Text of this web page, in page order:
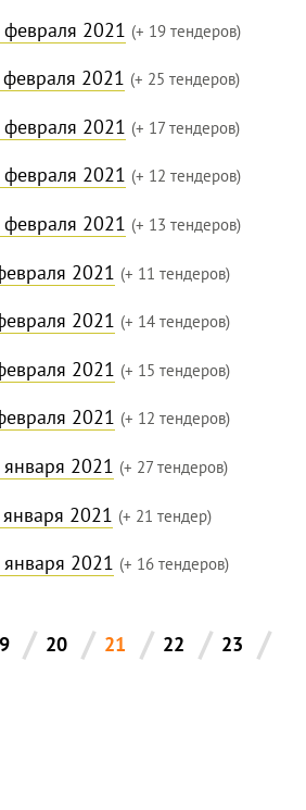
2021 (+ 19 тендеров)
2021 (+ 25 тендеров)
2021 (+ 17 тендеров)
2021 (+ 12 тендеров)
2021 (+ 13 тендеров)
2021 (+ 11 тендеров)
2021 (+ 14 тендеров)
2021 (+ 15 тендеров)
2021 (+ 12 тендеров)
2021 (+ 27 тендеров)
2021 (+ 21 тендер)
2021 (+ 16 тендеров)
/ 20 / 21 / 22 / 23 /